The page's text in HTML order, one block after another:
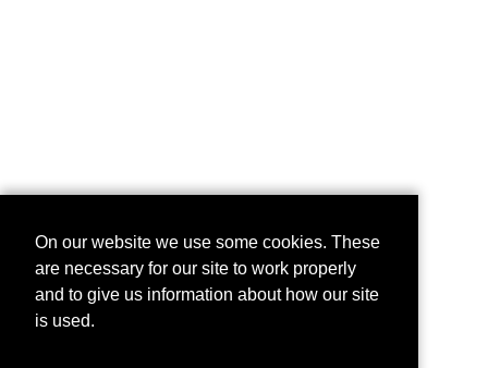
On our website we use some cookies. These
are necessary for our site to work properly
and to give us information about how our site
is used.